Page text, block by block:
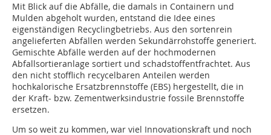
Mit Blick auf die Abfälle, die damals in Containern und
Mulden abgeholt wurden, entstand die Idee eines
eigenständigen Recyclingbetriebs. Aus den sortenrein
angelieferten Abfällen werden Sekundärrohstoffe generiert.
Gemischte Abfälle werden auf der hochmodernen
Abfallsortieranlage sortiert und schadstoffentfrachtet. Aus
den nicht stofflich recycelbaren Anteilen werden
hochkalorische Ersatzbrennstoffe (EBS) hergestellt, die in
der Kraft- bzw. Zementwerksindustrie fossile Brennstoffe
ersetzen.
Um so weit zu kommen, war viel Innovationskraft und noch